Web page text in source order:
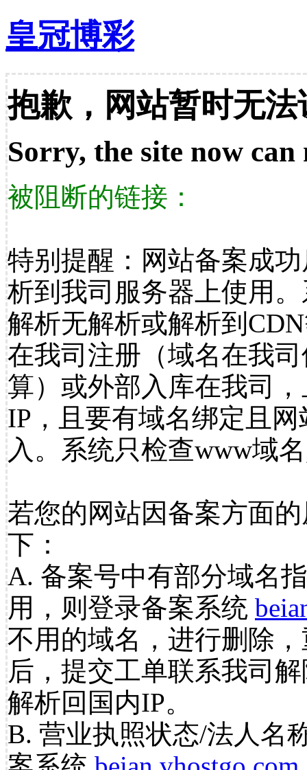
皇冠博彩
抱歉，网站暂时无法
Sorry, the site now can
被阻断的链接：
特别提醒：网站备案成
析到我司服务器上使用
解析无解析或解析到
在我司注册（域名在我
算）或外部入库在我司
IP，且要有域名绑定且
入。系统只检查www域
若您的网站因备案方面
下：
A. 备案号中有部分域名
用，则登录备案系统
不用的域名，进行删除
后，提交工单联系我司
解析回国内IP。
B. 营业执照状态/法人名